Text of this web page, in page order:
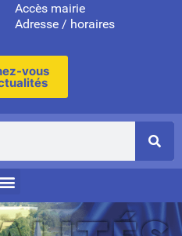
Accès mairie
Adresse / horaires
vous